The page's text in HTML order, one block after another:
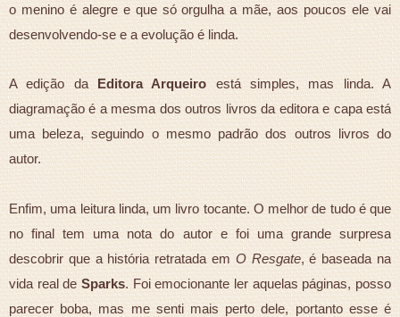
o menino é alegre e que só orgulha a mãe, aos poucos ele vai
desenvolvendo-se e a evolução é linda.
A edição da Editora Arqueiroestá simples, mas linda. A
diagramação é a mesma dos outros livros da editora e capa está
uma beleza, seguindo o mesmo padrão dos outros livros do
autor.
Enfim, uma leitura linda, um livro tocante. O melhor de tudo é que
no final tem uma nota do autor e foi uma grande surpresa
descobrir que a história retratada em O Resgate, é baseada na
vida real deSparks. Foi emocionante ler aquelas páginas, posso
parecer boba, mas me senti mais perto dele, portanto esse é